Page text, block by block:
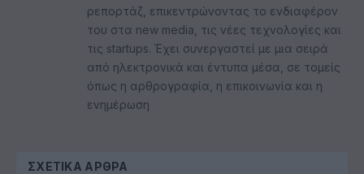
ρεπορτάζ, επικεντρώνοντας το ενδιαφέρον
του στα new media, τις νέες τεχνολογίες και
τις startups. Έχει συνεργαστεί με μια σειρά
από ηλεκτρονικά και έντυπα μέσα, σε τομείς
όπως η αρθρογραφία, η επικοινωνία και η
ενημέρωση
ΣΧΕΤΙΚΆ ΆΡΘΡΑ